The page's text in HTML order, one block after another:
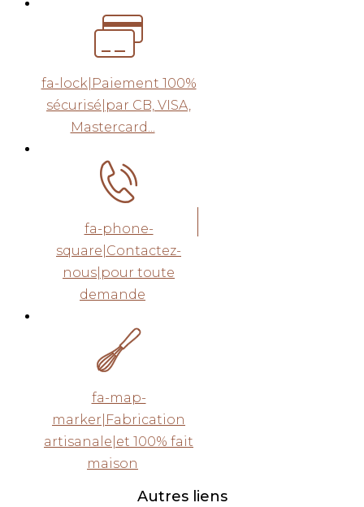
fa-lock|Paiement 100%
sécurisé|par CB, VISA,
Mastercard...
fa-phone-
square|Contactez-
nous|pour toute
demande
fa-map-
marker|Fabrication
artisanale|et 100% fait
maison
Autres liens